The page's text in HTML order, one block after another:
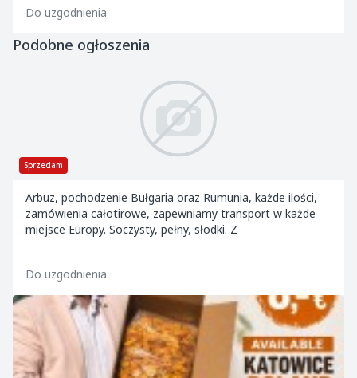
Do uzgodnienia
Podobne ogłoszenia
Sprzedam
Arbuz, pochodzenie Bułgaria oraz Rumunia, każde ilości,
zamówienia całotirowe, zapewniamy transport w każde
miejsce Europy. Soczysty, pełny, słodki. Z
Do uzgodnienia